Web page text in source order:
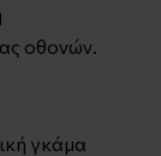
οθονών.
γκάμα